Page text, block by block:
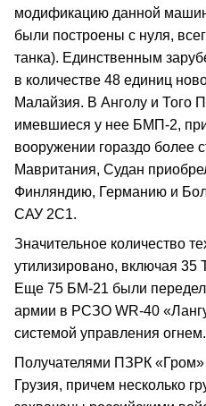
модификацию данной
были построены с нуля,
танка). Единственным
в количестве 48 единиц
Малайзия. В Анголу и Того
имевшиеся у нее БМП-2,
вооружении гораздо
Мавритания, Судан
Финляндию, Германию и
САУ 2С1.
Значительное количество
утилизировано, включая
Еще 75 БМ-21 были
армии в РСЗО WR-40
системой управления огнем.
Получателями ПЗРК
Грузия, причем несколько